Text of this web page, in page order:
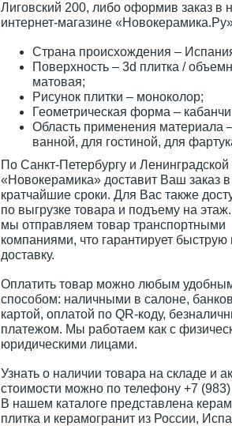
Лиговский 200, либо оформив заказ в
интернет-магазине
Страна происхождения –
Поверхность – 3d плитка /
матовая;
Рисунок плитки – моноколор;
Геометрическая форма –
Область применения материала
ванной, для гостиной, для
По Санкт-Петербургу и Ленинградской
«Новокерамика» доставит Ваш заказ в
кратчайшие сроки. Для Вас также
по выгрузке товара и подъему на
мы отправляем товар транспортными
компаниями, что гарантирует
доставку.
Оплатить товар можно любым
способом: наличными в салоне,
картой, оплатой по QR-коду,
платежом. Мы работаем как с
юридическими лицами.
Узнать о наличии товара на складе и
стоимости можно по телефону +7
В нашем каталоге представлена
плитка и керамогранит из России,